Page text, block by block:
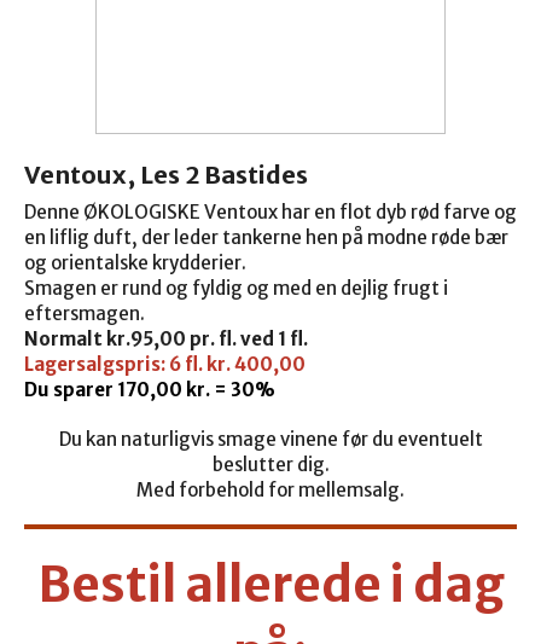
Ventoux, Les 2 Bastides
Denne ØKOLOGISKE Ventoux har en flot dyb rød farve og
en liflig duft, der leder tankerne hen på modne røde bær
og orientalske krydderier.
Smagen er rund og fyldig og med en dejlig frugt i
eftersmagen.
Normalt kr.95,00 pr. fl. ved 1 fl.
Lagersalgspris: 6 fl. kr. 400,00
Du sparer 170,00 kr. = 30%
Du kan naturligvis smage vinene før du eventuelt
beslutter dig.
Med forbehold for mellemsalg.
Bestil allerede i dag